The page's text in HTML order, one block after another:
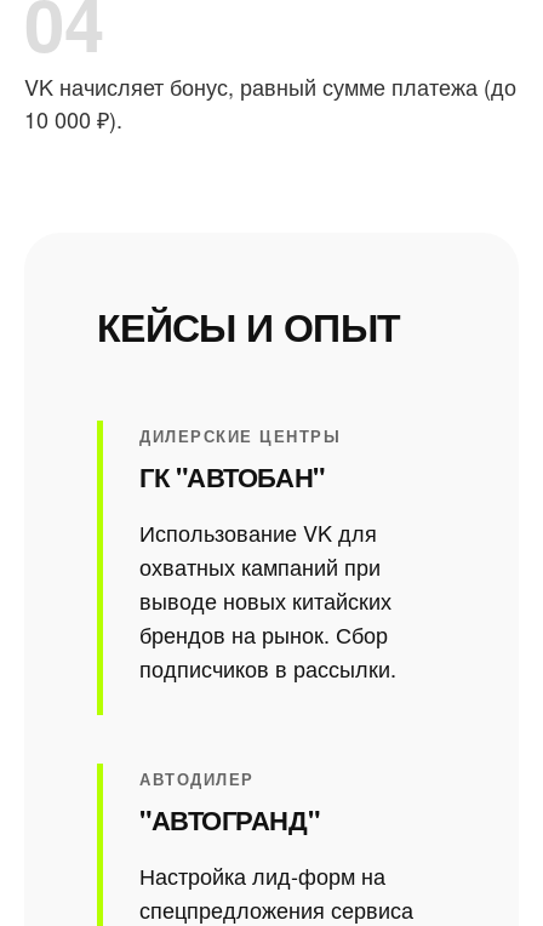
04
VK начисляет бонус, равный сумме платежа (до
10 000 ₽).
КЕЙСЫ И ОПЫТ
ДИЛЕРСКИЕ ЦЕНТРЫ
ГК "АВТОБАН"
Использование VK для
охватных кампаний при
выводе новых китайских
брендов на рынок. Сбор
подписчиков в рассылки.
АВТОДИЛЕР
"АВТОГРАНД"
Настройка лид-форм на
спецпредложения сервиса